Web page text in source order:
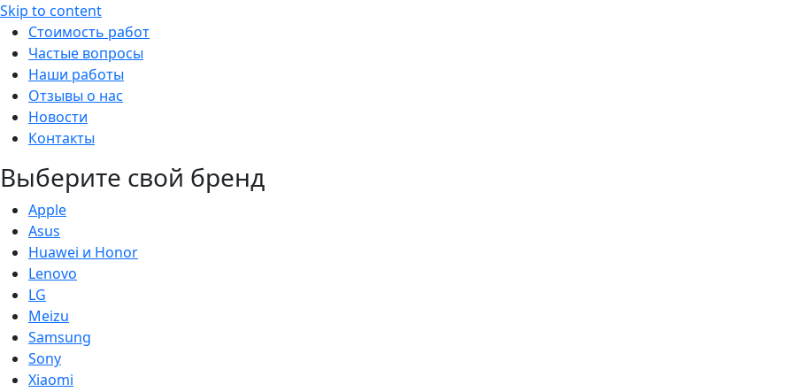
Skip to content
Стоимость работ
Частые вопросы
Наши работы
Отзывы о нас
Новости
Контакты
Выберите свой бренд
Apple
Asus
Huawei и Honor
Lenovo
LG
Meizu
Samsung
Sony
Xiaomi